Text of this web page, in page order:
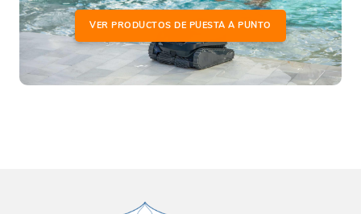
VER PRODUCTOS DE PUESTA A PUNTO